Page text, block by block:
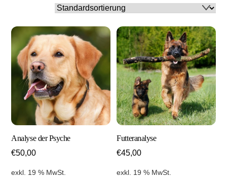
Analyse der Psyche
€50,00
exkl. 19 % MwSt.
Futteranalyse
€45,00
exkl. 19 % MwSt.